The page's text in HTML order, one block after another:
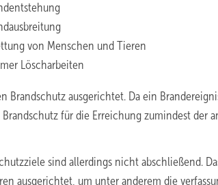
von Menschen und Tieren
Löscharbeiten
Brandschutz ausgerichtet. Da ein
für die Erreichung zumindest der
sind allerdings nicht abschließend.
ausgerichtet, um unter anderem die